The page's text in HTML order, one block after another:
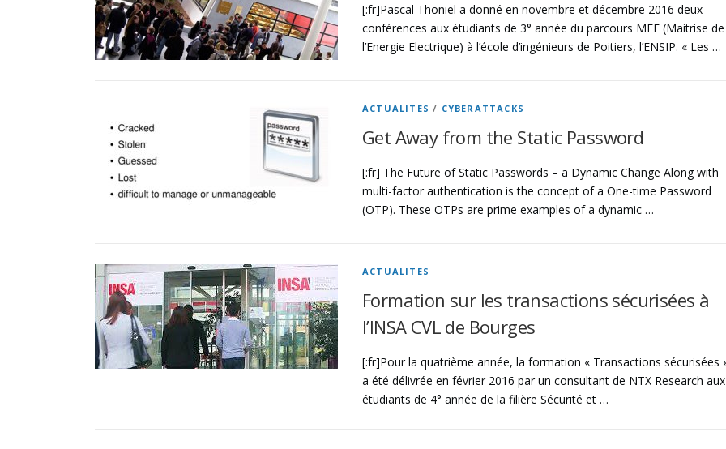
[:fr]Pascal Thoniel a donné en novembre et décembre 2016 deux
conférences aux étudiants de 3° année du parcours MEE (Maitrise de
l’Energie Electrique) à l’école d’ingénieurs de Poitiers, l’ENSIP. « Les …
ACTUALITES / CYBERATTACKS
Get Away from the Static Password
[:fr] The Future of Static Passwords – a Dynamic Change Along with
multi-factor authentication is the concept of a One-time Password
(OTP). These OTPs are prime examples of a dynamic …
ACTUALITES
Formation sur les transactions sécurisées à
l’INSA CVL de Bourges
[:fr]Pour la quatrième année, la formation « Transactions sécurisées
a été délivrée en février 2016 par un consultant de NTX Research aux
étudiants de 4° année de la filière Sécurité et …